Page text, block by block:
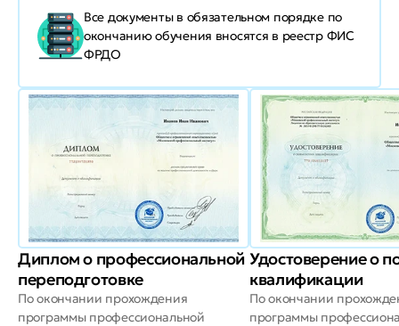
Все документы в обязательном порядке по
окончанию обучения вносятся в реестр ФИС
ФРДО
Диплом о профессиональной
переподготовке
По окончании прохождения
программы профессиональной
Удостоверение о
квалификации
По окончании
программы